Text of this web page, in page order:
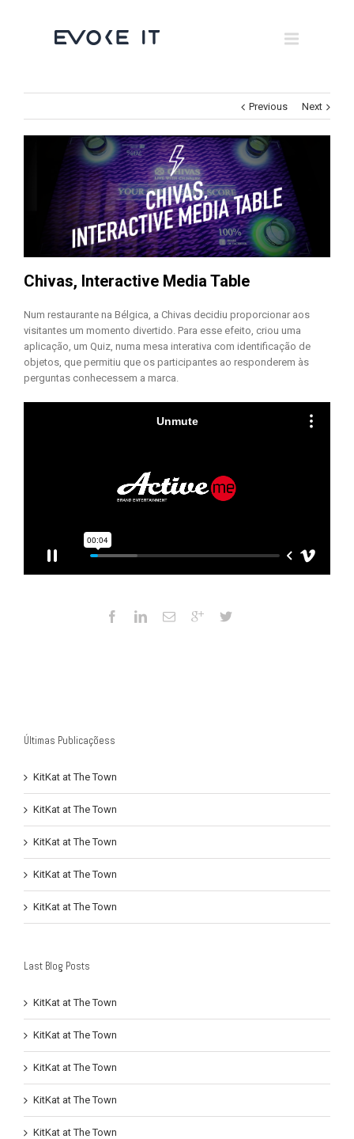
×
Museums
Corporate
All
Previous Next
Chivas, Interactive Media Table
Num restaurante na Bélgica, a Chivas decidiu proporcionar aos
visitantes um momento divertido. Para esse efeito, criou uma
aplicação, um Quiz, numa mesa interativa com identificação de
objetos, que permitiu que os participantes ao responderem às
perguntas conhecessem a marca.
Últimas Publicaçõess
KitKat at The Town
KitKat at The Town
KitKat at The Town
KitKat at The Town
KitKat at The Town
Last Blog Posts
KitKat at The Town
KitKat at The Town
KitKat at The Town
KitKat at The Town
KitKat at The Town